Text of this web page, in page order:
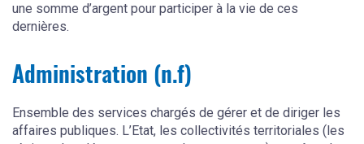
une somme d’argent pour participer à la vie de ces
dernières.
Administration (n.f)
Ensemble des services chargés de gérer et de diriger les
affaires publiques. L’Etat, les collectivités territoriales (les